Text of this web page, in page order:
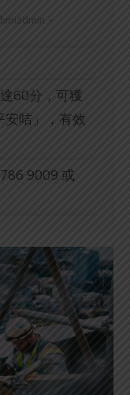
60分，可獲
安咭」，有效
9009 或